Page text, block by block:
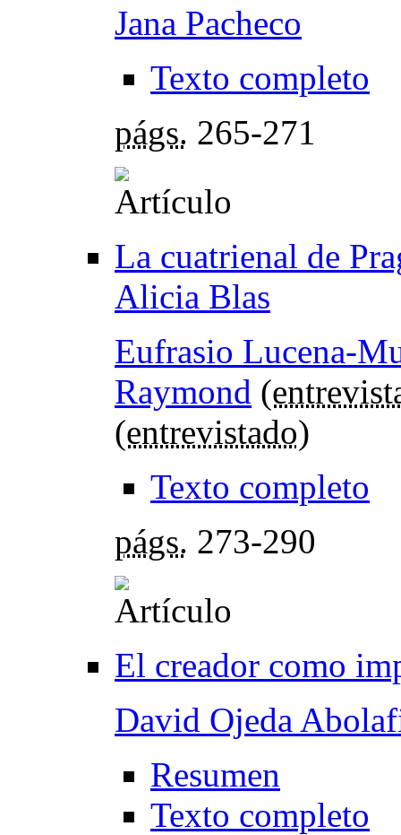
Jana Pacheco
Texto completo
págs. 265-271
La cuatrienal de
Alicia Blas
Eufrasio Lucena-
Raymond (
(entrevistado)
Texto completo
págs. 273-290
El creador como
David Ojeda
Resumen
Texto completo